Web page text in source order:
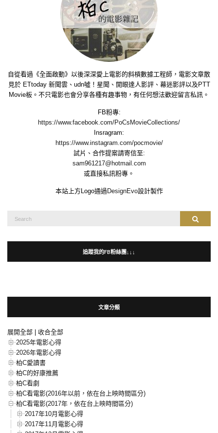
自從看過《全面啟動》以後深深愛上電影的斜槓數據工程師，電影文章散
見於 ETtoday 新聞雲、udn噓！星聞、開眼達人影評、幕迷影評以及PTT
Movie板。不只電影也會分享各種有趣事物，有任何想法歡迎留言私訊。
FB粉專:
https://www.facebook.com/PoCsMovieCollections/
Insragram:
https://www.instagram.com/pocmovie/
試片、合作提案請寄信至:
sam961217@hotmail.com
或直接私訊粉專。
本站上方Logo通過DesignEvo設計製作
Search
追蹤我的FB粉絲團↓↓↓
文章分類
展開全部 | 收合全部
2025年電影心得
2026年電影心得
柏C愛讀書
柏C的好康推薦
柏C看劇
柏C看電影(2016年以前，依在台上映時間區分)
柏C看電影(2017年，依在台上映時間區分)
2017年10月電影心得
2017年11月電影心得